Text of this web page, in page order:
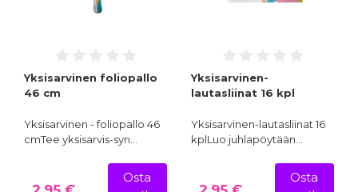
Yksisarvinen foliopallo
46 cm
Yksisarvinen - foliopallo 46
cmTee yksisarvis-syn…
Osta
Yksisarvinen-
lautasliinat 16 kpl
Yksisarvinen-lautasliinat 16
kplLuo juhlapöytään…
Osta